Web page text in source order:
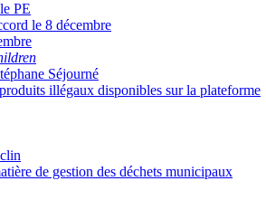
PE
le 8 décembre
Séjourné
illégaux disponibles sur la plateforme
de gestion des déchets municipaux